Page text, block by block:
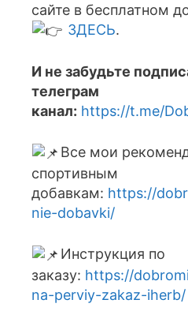
сайте в бесплатном
ЗДЕСЬ.
И не забудьте
телеграм
канал: https://t.me/
Все мои
спортивным
добавкам: https://
nie-dobavki/
Инструкция по
заказу: https://
na-perviy-zakaz-iherb/